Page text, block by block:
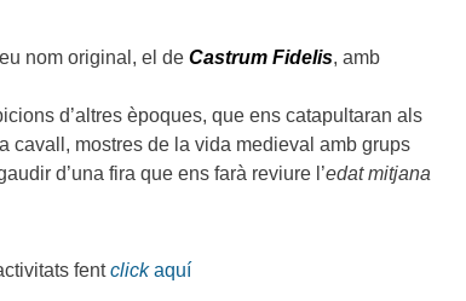
nom original, el de Castrum Fidelis, amb
d’altres èpoques, que ens catapultaran als
cavall, mostres de la vida medieval amb grups
d’una fira que ens farà reviure l’edat mitjana
fentclickaquí